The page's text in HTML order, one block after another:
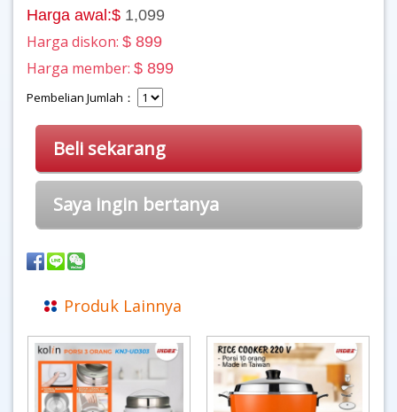
Harga awal:$ 1,099
Harga diskon: $ 899
Harga member: $ 899
Pembelian Jumlah：
Beli sekarang
Saya ingin bertanya
Produk Lainnya